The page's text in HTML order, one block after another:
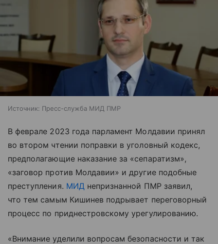
Источник: Пресс-служба МИД ПМР
В феврале 2023 года парламент Молдавии принял
во втором чтении поправки в уголовный кодекс,
предполагающие наказание за «сепаратизм»,
«заговор против Молдавии» и другие подобные
преступления. МИД непризнанной ПМР заявил,
что тем самым Кишинев подрывает переговорный
процесс по приднестровскому урегулированию.
«Внимание уделили вопросам безопасности и так